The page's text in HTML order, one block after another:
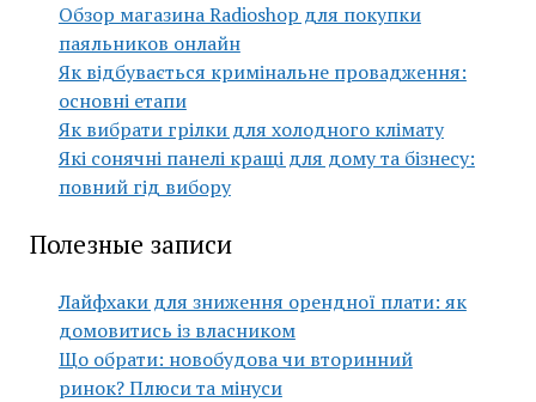
Обзор магазина Radioshop для покупки
паяльников онлайн
Як відбувається кримінальне провадження:
основні етапи
Як вибрати грілки для холодного клімату
Які сонячні панелі кращі для дому та бізнесу:
повний гід вибору
Полезные записи
Лайфхаки для зниження орендної плати: як
домовитись із власником
Що обрати: новобудова чи вторинний
ринок? Плюси та мінуси